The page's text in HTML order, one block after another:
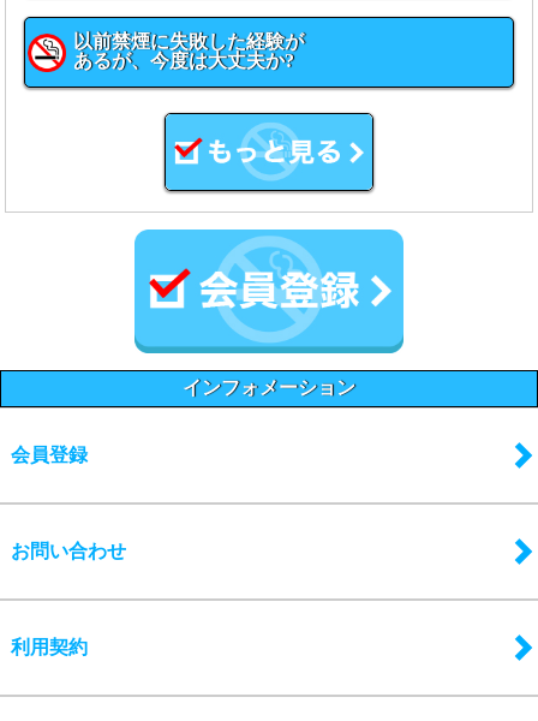
以前禁煙に失敗した経験が
あるが、今度は大丈夫か?
インフォメーション
会員登録
お問い合わせ
利用契約